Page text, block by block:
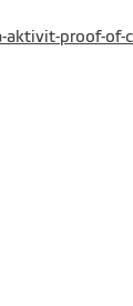
proof-of-